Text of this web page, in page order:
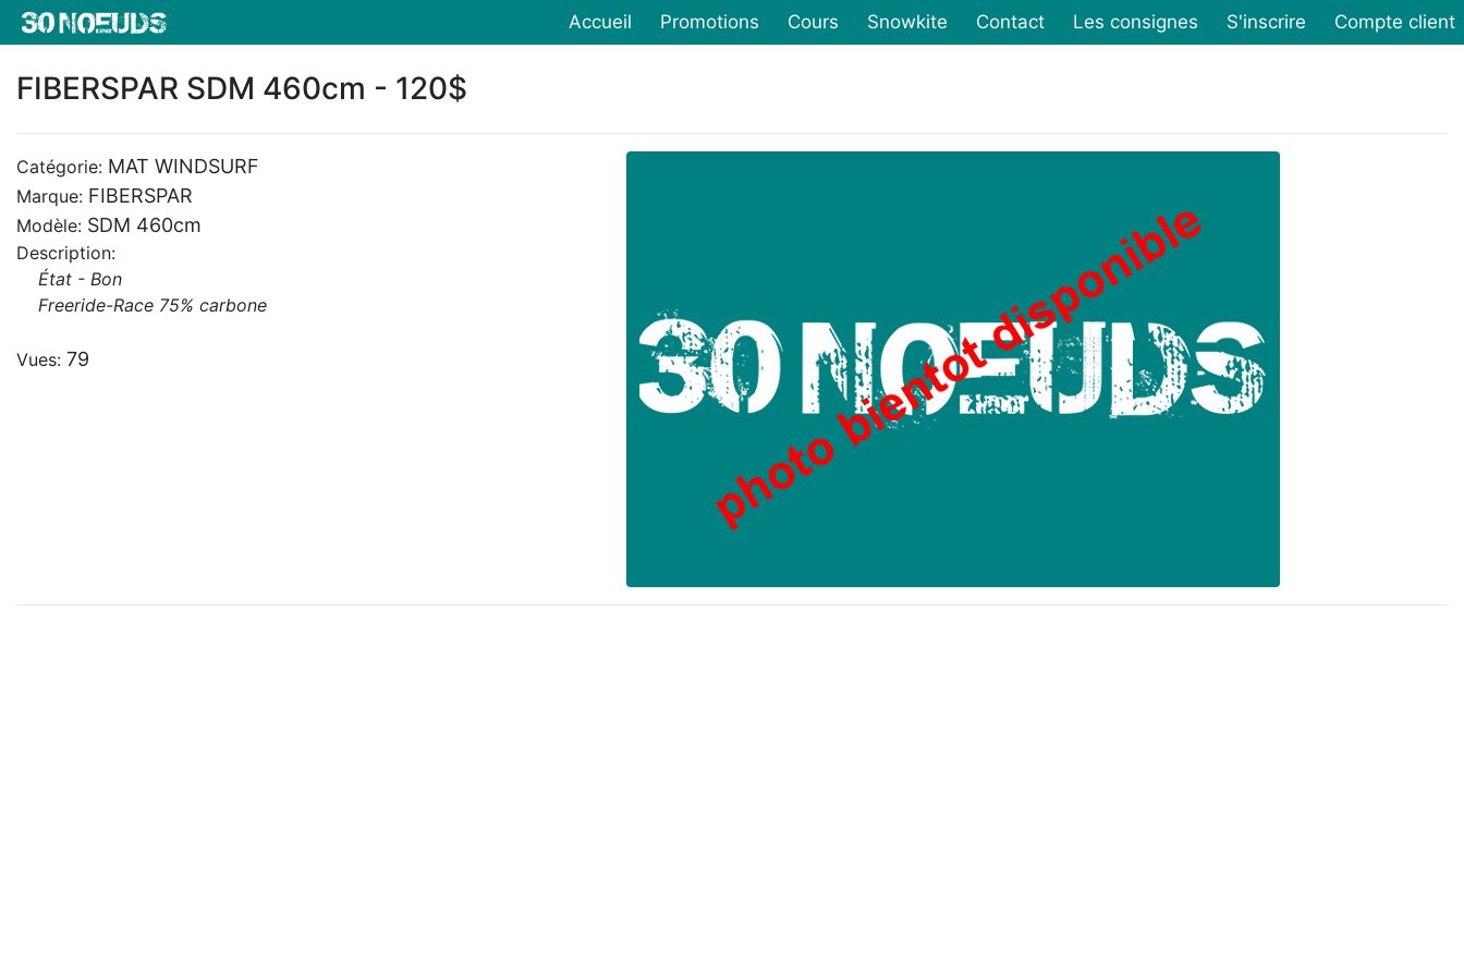
Accueil Promotions Cours Snowkite Contact Les consignes S'inscrire Compte client
FIBERSPAR SDM 460cm - 120$
Catégorie: MAT WINDSURF
Marque: FIBERSPAR
Modèle: SDM 460cm
Description:
État - Bon
Freeride-Race 75% carbone
Vues: 79